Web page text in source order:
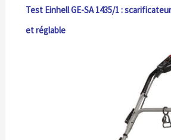
Test Einhell GE-SA 1435/1 :
et réglable